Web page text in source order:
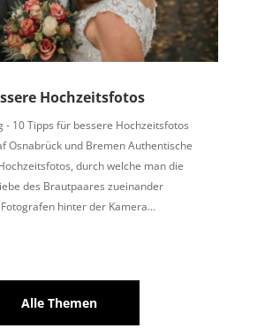
Hochzeitsfotos
- 10 Tipps für bessere Hochzeitsfotos
Osnabrück und Bremen Authentische
durch welche man die
des Brautpaares zueinander
hinter der Kamera...
Alle Themen